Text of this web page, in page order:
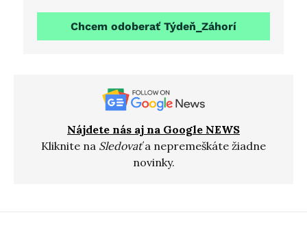
Chcem odoberať Týdeň_Záhorí
Nájdete nás aj na Google NEWS
Kliknite na Sledovaťa nepremeškáte žiadne
novinky.